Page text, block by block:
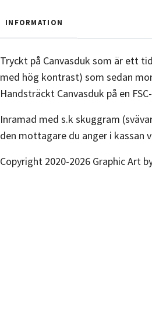
INFORMATION
Tryckt på Canvasduk som är ett
med hög kontrast) som sedan
Handsträckt Canvasduk på en
Inramad med s.k skuggram
den mottagare du anger i kassan
Copyright 2020-2026 Graphic Art